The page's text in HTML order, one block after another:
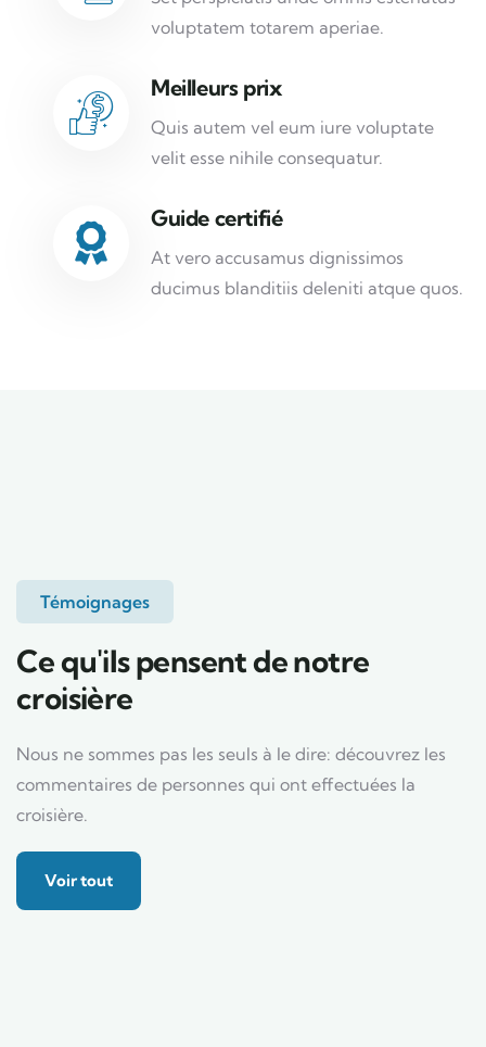
voluptatem totarem aperiae.
Meilleurs prix
Quis autem vel eum iure voluptate
velit esse nihile consequatur.
Guide certifié
At vero accusamus dignissimos
ducimus blanditiis deleniti atque quos.
Témoignages
Ce qu'ils pensent de notre
croisière
Nous ne sommes pas les seuls à le dire: découvrez les
commentaires de personnes qui ont effectuées la
croisière.
Voir tout